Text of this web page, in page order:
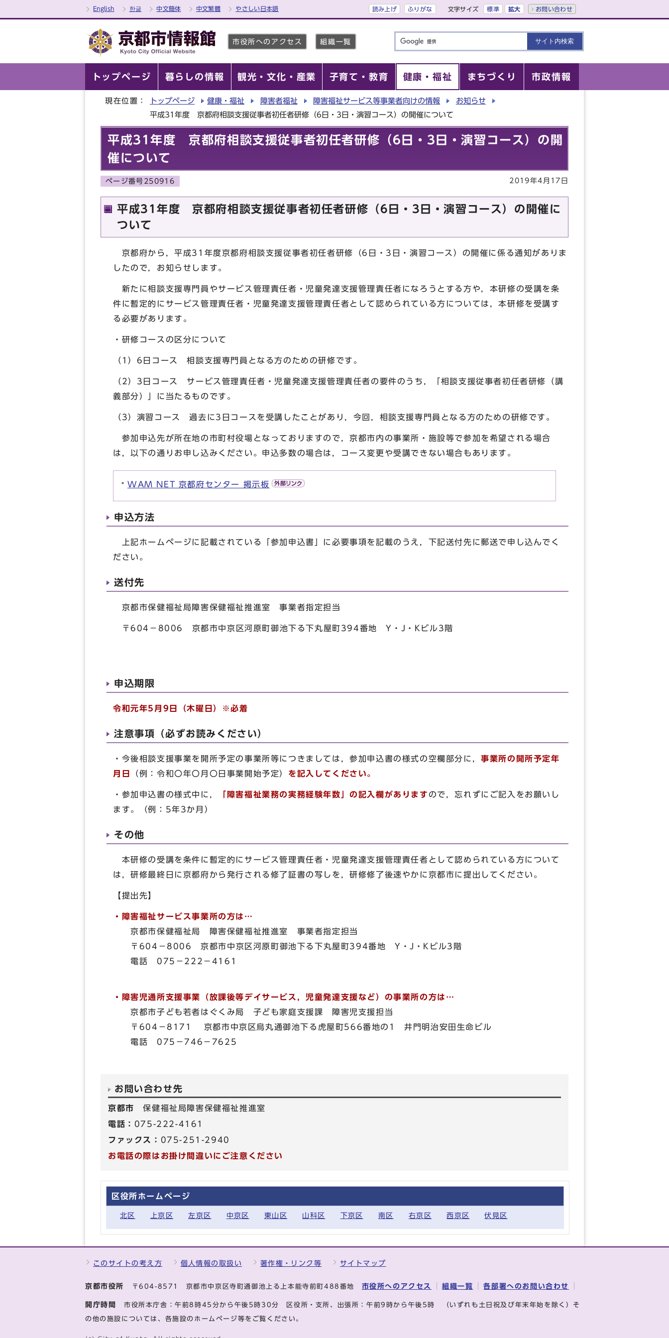
English 한글 中文簡体 中文繁體 やさしい日本語 読み上げ ふりがな 文字サイズ 標準 拡大 お問い合わせ
市役所へのアクセス 組織一覧
トップページ 暮らしの情報 観光・文化・産業 子育て・教育 健康・福祉 まちづくり 市政情報
現在位置： トップページ 健康・福祉 障害者福祉 障害福祉サービス等事業者向けの情報
お知らせ
平成31年度 京都府相談支援従事者初任者研修（6日・3日・演習コース）の開催について
平成31年度 京都府相談支援従事者初任者研修（6日・3日・演習コース）の開
催について
ページ番号250916 2019年4月17日
平成31年度 京都府相談支援従事者初任者研修（6日・3日・演習コース）の開催に
ついて
京都府から，平成31年度京都府相談支援従事者初任者研修（6日・3日・演習コース）の開催に係る通知がありま
したので，お知らせします。
新たに相談支援専門員やサービス管理責任者・児童発達支援管理責任者になろうとする方や，本研修の受講を条
件に暫定的にサービス管理責任者・児童発達支援管理責任者として認められている方については，本研修を受講す
る必要があります。
・研修コースの区分について
（1）6日コース 相談支援専門員となる方のための研修です。
（2）3日コース サービス管理責任者・児童発達支援管理責任者の要件のうち，「相談支援従事者初任者研修（講
義部分）」に当たるものです。
（3）演習コース 過去に3日コースを受講したことがあり，今回，相談支援専門員となる方のための研修です。
参加申込先が所在地の市町村役場となっておりますので，京都市内の事業所・施設等で参加を希望される場合
は，以下の通りお申し込みください。申込多数の場合は，コース変更や受講できない場合もあります。
WAM NET 京都府センター 掲示板
申込方法
上記ホームページに記載されている「参加申込書」に必要事項を記載のうえ，下記送付先に郵送で申し込んでく
ださい。
送付先
京都市保健福祉局障害保健福祉推進室 事業者指定担当
〒604－8006 京都市中京区河原町御池下る下丸屋町394番地 Y・J・Kビル3階
申込期限
令和元年5月9日（木曜日）※必着
注意事項（必ずお読みください）
・今後相談支援事業を開所予定の事業所等につきましては，参加申込書の様式の空欄部分に，事業所の開所予定年
月日
（例：令和〇年〇月〇日事業開始予定） を記入してください。
・参加申込書の様式中に， 「障害福祉業務の実務経験年数」の記入欄があります ので，忘れずにご記入をお願いし
ます。（例：5年3か月）
その他
本研修の受講を条件に暫定的にサービス管理責任者・児童発達支援管理責任者として認められている方について
は，研修最終日に京都府から発行される修了証書の写しを，研修修了後速やかに京都市に提出してください。
【提出先】
・障害福祉サービス事業所の方は…
京都市保健福祉局 障害保健福祉推進室 事業者指定担当
〒604－8006 京都市中京区河原町御池下る下丸屋町394番地 Y・J・Kビル3階
電話 075－222－4161
・障害児通所支援事業（放課後等デイサービス，児童発達支援など）の事業所の方は…
京都市子ども若者はぐくみ局 子ども家庭支援課 障害児支援担当
〒604－8171 京都市中京区烏丸通御池下る虎屋町566番地の1 井門明治安田生命ビル
電話 075－746－7625
お問い合わせ先
京都市保健福祉局障害保健福祉推進室
電話： 075-222-4161
ファックス： 075-251-2940
お電話の際はお掛け間違いにご注意ください
区役所ホームページ
北区 上京区 左京区 中京区 東山区 山科区 下京区 南区 右京区 西京区 伏見区
このサイトの考え方 個人情報の取扱い 著作権・リンク等 サイトマップ
京都市役所 〒604-8571 京都市中京区寺町通御池上る上本能寺前町488番地 市役所へのアクセス 組織一覧 各部署へのお問い合わせ
開庁時間 市役所本庁舎：午前8時45分から午後5時30分 区役所・支所、出張所：午前9時から午後5時 （いずれも土日祝及び年末年始を除く）そ
の他の施設については、各施設のホームページ等をご覧ください。